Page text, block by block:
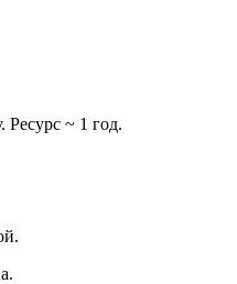
Ресурс ~ 1 год.